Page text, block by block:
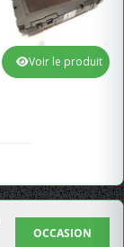
Voir le produit
OCCASION